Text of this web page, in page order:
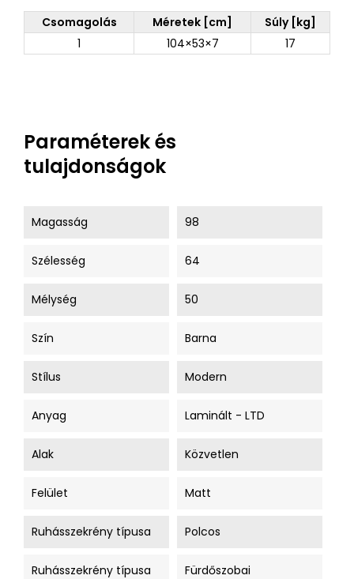
Csomagolás Méretek [cm]
Súly [kg]
1
104×53×7 17
Paraméterek és
tulajdonságok
Magasság 98
Szélesség 64
Mélység 50
Szín Barna
Stílus Modern
Anyag Laminált - LTD
Alak Közvetlen
Felület Matt
Ruhásszekrény típusa Polcos
Ruhásszekrény típusa Fürdőszobai